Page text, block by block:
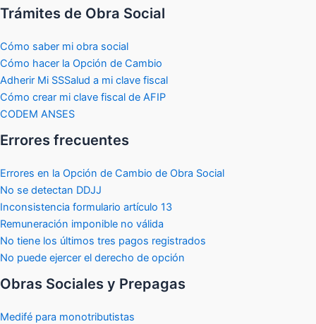
Trámites de Obra Social
Cómo saber mi obra social
Cómo hacer la Opción de Cambio
Adherir Mi SSSalud a mi clave fiscal
Cómo crear mi clave fiscal de AFIP
CODEM ANSES
Errores frecuentes
Errores en la Opción de Cambio de Obra Social
No se detectan DDJJ
Inconsistencia formulario artículo 13
Remuneración imponible no válida
No tiene los últimos tres pagos registrados
No puede ejercer el derecho de opción
Obras Sociales y Prepagas
Medifé para monotributistas